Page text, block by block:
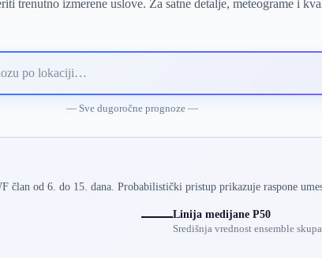
trenutno izmerene uslove. Za satne detalje, meteograme i
— Sve dugoročne prognoze —
od 6. do 15. dana. Probabilistički pristup prikazuje raspone
Linija medijane P50
Središnja vrednost ensemble